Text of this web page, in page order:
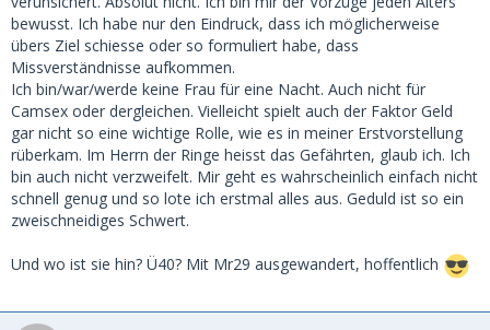
bewusst. Ich habe nur den Eindruck, dass ich möglicherweise
übers Ziel schiesse oder so formuliert habe, dass
Missverständnisse aufkommen.
Ich bin/war/werde keine Frau für eine Nacht. Auch nicht für
Camsex oder dergleichen. Vielleicht spielt auch der Faktor Geld
gar nicht so eine wichtige Rolle, wie es in meiner Erstvorstellung
rüberkam. Im Herrn der Ringe heisst das Gefährten, glaub ich. Ich
bin auch nicht verzweifelt. Mir geht es wahrscheinlich einfach nicht
schnell genug und so lote ich erstmal alles aus. Geduld ist so ein
zweischneidiges Schwert.
Und wo ist sie hin? Ü40? Mit Mr29 ausgewandert, hoffentlich